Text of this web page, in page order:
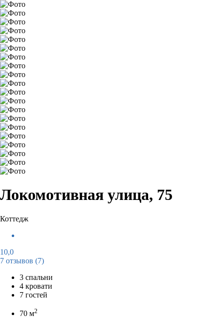
Локомотивная улица, 75
Коттедж
10,0
7 отзывов (7)
3 спальни
4 кровати
7 гостей
70 м2